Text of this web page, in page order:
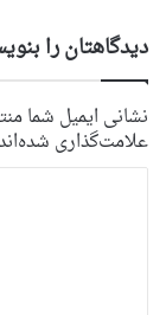
دیدگاهتان را
نشانی ایمیل شما
علامت‌گذاری